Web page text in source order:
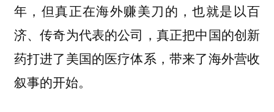
年，但真正在海外赚美刀的，也就是以百
济、传奇为代表的公司，真正把中国的创新
药打进了美国的医疗体系，带来了海外营收
叙事的开始。